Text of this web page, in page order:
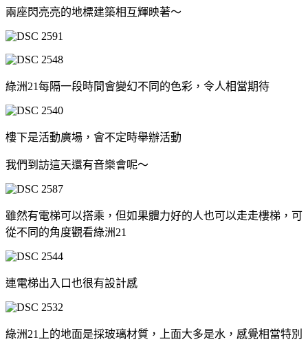
兩座閃亮亮的地標建築相互輝映著～
綠洲21每隔一段時間會變幻不同的色彩，令人相當期待
樓下是活動廣場，會不定時舉辦活動
我們到訪這天還有音樂會呢～
雖然有電梯可以搭乘，但如果體力好的人也可以走走樓梯，可
從不同的角度觀看綠洲21
連電梯出入口也很有設計感
綠洲21上的地面是採玻璃材質，上面大多是水，感覺相當特別